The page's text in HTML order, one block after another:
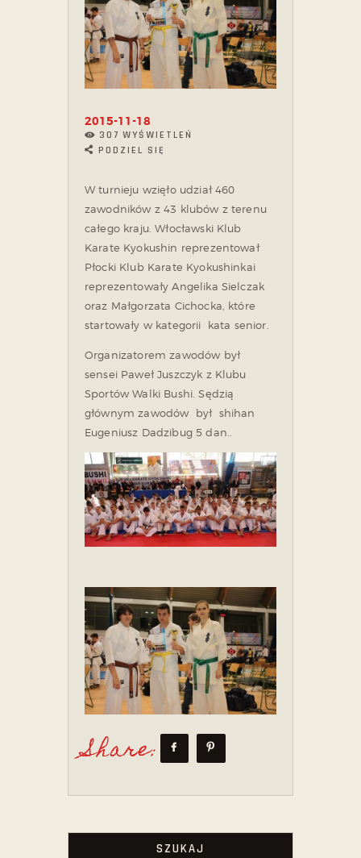
2015-11-18
307 WYŚWIETLEŃ
PODZIEL SIĘ
W turnieju wzięło udział 460
zawodników z 43 klubów z terenu
całego kraju. Włocławski Klub
Karate Kyokushin reprezentował
Płocki Klub Karate Kyokushinkai
reprezentowały Angelika Sielczak
oraz Małgorzata Cichocka, które
startowały w kategorii kata senior.
Organizatorem zawodów był
sensei Paweł Juszczyk z Klubu
Sportów Walki Bushi. Sędzią
głównym zawodów był shihan
Eugeniusz Dadzibug 5 dan..
Share:
SZUKAJ